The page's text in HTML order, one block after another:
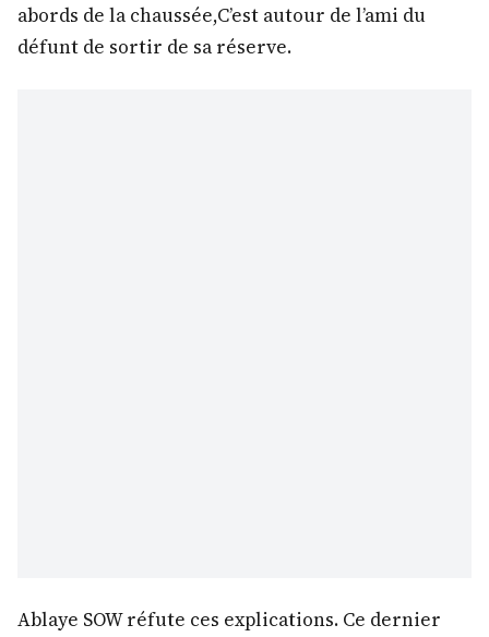
abords de la chaussée,C’est autour de l’ami du
défunt de sortir de sa réserve.
Ablaye SOW réfute ces explications. Ce dernier